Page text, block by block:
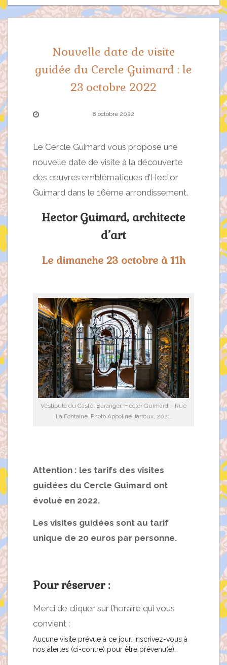
Nouvelle date de visite
guidée du Cercle Guimard : le
23 octobre 2022
8 octobre 2022
Le Cercle Guimard vous propose une
nouvelle date de visite à la découverte
des œuvres emblématiques d’Hector
Guimard dans le 16ème arrondissement.
Hector Guimard, architecte
d’art
Le dimanche 23 octobre à 11h
Vestibule du Castel Béranger, Hector Guimard – Rue
La Fontaine. Photo Appoline Jarroux, 2021.
Attention : les tarifs des visites
guidées du Cercle Guimard ont
évolué en 2022.
Les visites guidées sont au tarif
unique de 20 euros par personne.
Pour réserver :
Merci de cliquer sur l’horaire qui vous
convient :
Aucune visite prévue à ce jour. Inscrivez-vous à
nos alertes (ci-contre) pour être prévenu(e).